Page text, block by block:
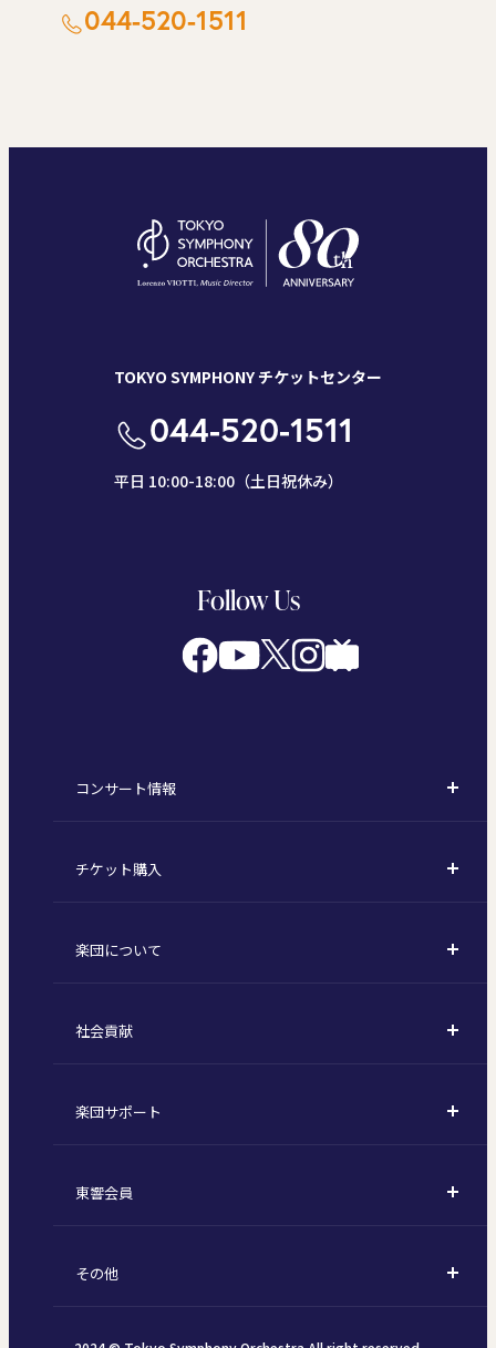
044-520-1511
TOKYO SYMPHONY チケットセンター
044-520-1511
平日 10:00-18:00（土日祝休み）
Follow Us
コンサート情報
定期演奏会
東京オペラシティシリーズ
特別演奏会など
その他の公演
チケット購入
定期会員券 / セット券
1回券
楽団について
東京交響楽団とは
指揮者
東響コーラス
社会貢献
川崎市 - フランチャイズ
楽団サポート
ご芳名一覧
東響会員
その他